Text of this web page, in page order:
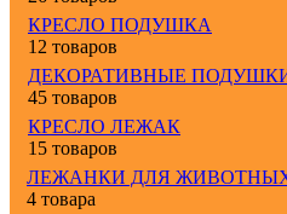
КРЕСЛО ПОДУШКА
12 товаров
ДЕКОРАТИВНЫЕ
45 товаров
КРЕСЛО ЛЕЖАК
15 товаров
ЛЕЖАНКИ ДЛЯ
4 товара